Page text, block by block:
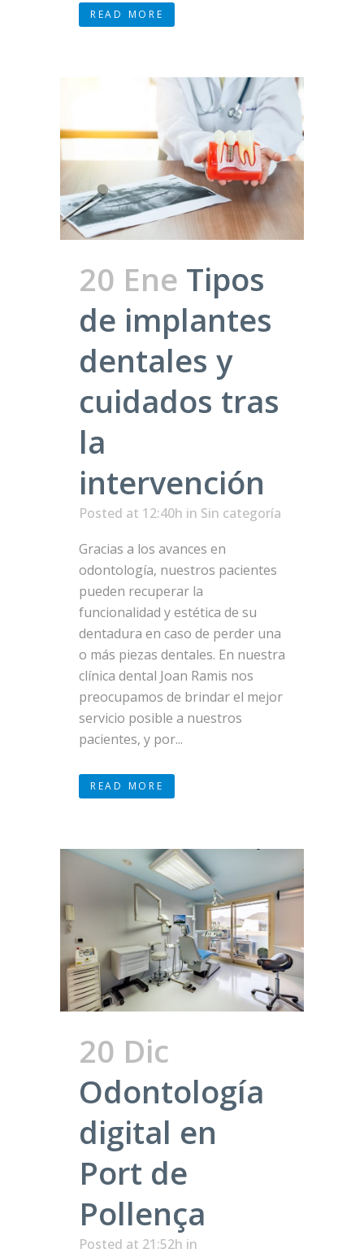
READ MORE
20 Ene Tipos
de implantes
dentales y
cuidados tras
la
intervención
Posted at 12:40h in Sin categoría
Gracias a los avances en
odontología, nuestros pacientes
pueden recuperar la
funcionalidad y estética de su
dentadura en caso de perder una
o más piezas dentales. En nuestra
clínica dental Joan Ramis nos
preocupamos de brindar el mejor
servicio posible a nuestros
pacientes, y por...
READ MORE
20 Dic
Odontología
digital en
Port de
Pollença
Posted at 21:52h in